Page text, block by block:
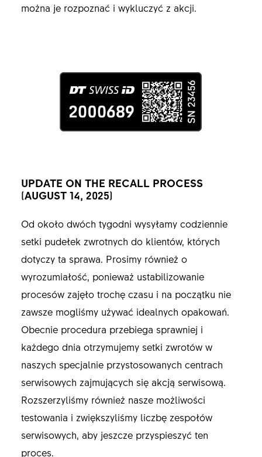
można je rozpoznać i wykluczyć z akcji.
UPDATE ON THE RECALL PROCESS
(AUGUST 14, 2025)
Od około dwóch tygodni wysyłamy codziennie
setki pudełek zwrotnych do klientów, których
dotyczy ta sprawa. Prosimy również o
wyrozumiałość, ponieważ ustabilizowanie
procesów zajęło trochę czasu i na początku nie
zawsze mogliśmy używać idealnych opakowań.
Obecnie procedura przebiega sprawniej i
każdego dnia otrzymujemy setki zwrotów w
naszych specjalnie przystosowanych centrach
serwisowych zajmujących się akcją serwisową.
Rozszerzyliśmy również nasze możliwości
testowania i zwiększyliśmy liczbę zespołów
serwisowych, aby jeszcze przyspieszyć ten
proces.